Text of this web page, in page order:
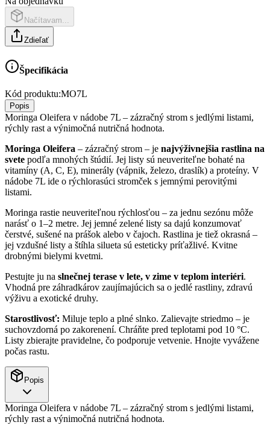
Načítavam...
Zdieľať
Špecifikácia
Kód produktu:MO7L
Popis
Moringa Oleifera v nádobe 7L – zázračný strom s jedlými listami,
rýchly rast a výnimočná nutričná hodnota.
Moringa Oleifera – zázračný strom – je najvýživnejšia rastlina na
svete podľa mnohých štúdií. Jej listy sú neuveriteľne bohaté na
vitamíny (A, C, E), minerály (vápnik, železo, draslík) a proteíny. V
nádobe 7L ide o rýchlorasúci stromček s jemnými perovitými
listami.
Moringa rastie neuveriteľnou rýchlosťou – za jednu sezónu môže
narásť o 1–2 metre. Jej jemné zelené listy sa dajú konzumovať
čerstvé, sušené na prášok alebo v čajoch. Rastlina je tiež okrasná –
jej vzdušné listy a štíhla silueta sú esteticky príťažlivé. Kvitne
drobnými bielymi kvetmi.
Pestujte ju na slnečnej terase v lete, v zime v teplom interiéri.
Vhodná pre záhradkárov zaujímajúcich sa o jedlé rastliny, zdravú
výživu a exotické druhy.
Starostlivosť: Miluje teplo a plné slnko. Zalievajte striedmo – je
suchovzdorná po zakorenení. Chráňte pred teplotami pod 10 °C.
Listy zbierajte pravidelne, čo podporuje vetvenie. Hnojte vyvážene
počas rastu.
Popis
Moringa Oleifera v nádobe 7L – zázračný strom s jedlými listami,
rýchly rast a výnimočná nutričná hodnota.